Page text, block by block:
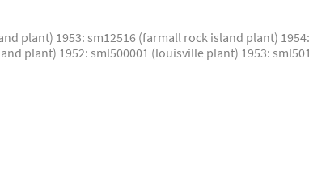
plant) 1953: sm12516 (farmall rock island plant) 1954:
plant) 1952: sml500001 (louisville plant) 1953: